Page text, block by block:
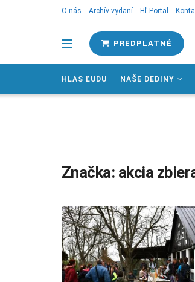
O nás Archív vydaní Hľ Portal
PREDPLATNÉ
HLAS ĽUDU NAŠE DEDINY
Značka: akcia